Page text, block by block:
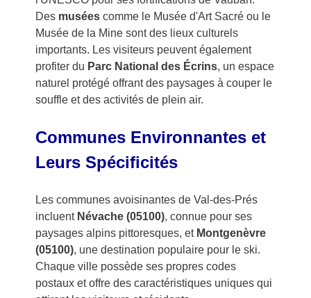
Des muséescomme le Musée d'Art Sacré ou le
Musée de la Mine sont des lieux culturels
importants. Les visiteurs peuvent également
profiter du Parc National des Écrins, un espace
naturel protégé offrant des paysages à couper le
souffle et des activités de plein air.
Communes Environnantes et
Leurs Spécificités
Les communes avoisinantes de Val-des-Prés
incluent Névache (05100), connue pour ses
paysages alpins pittoresques, et Montgenèvre
(05100), une destination populaire pour le ski.
Chaque ville possède ses propres codes
postaux et offre des caractéristiques uniques qui